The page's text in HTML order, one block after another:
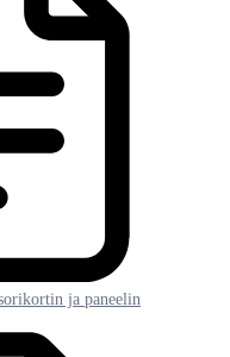
ja paneelin